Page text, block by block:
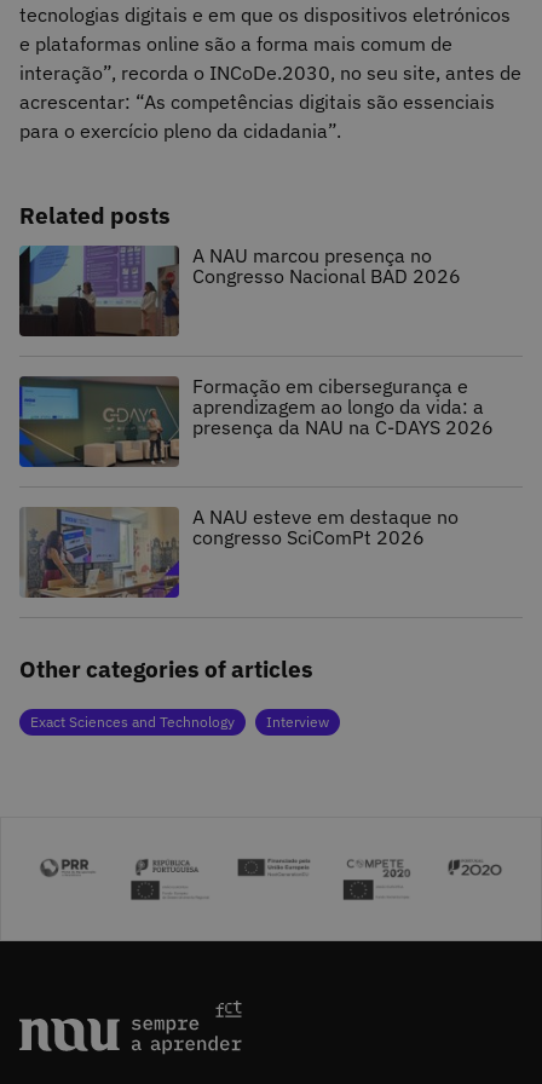
tecnologias digitais e em que os dispositivos eletrónicos
e plataformas online são a forma mais comum de
interação”, recorda o INCoDe.2030, no seu site, antes de
acrescentar: “As competências digitais são essenciais
para o exercício pleno da cidadania”.
Related posts
A NAU marcou presença no
Congresso Nacional BAD 2026
Formação em cibersegurança e
aprendizagem ao longo da vida: a
presença da NAU na C-DAYS 2026
A NAU esteve em destaque no
congresso SciComPt 2026
Other categories of articles
Exact Sciences and Technology Interview